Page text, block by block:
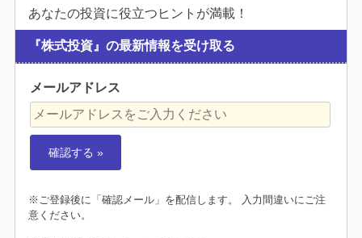
あなたの投資に役立つヒントが満載！
『株式投資』の最新情報を受け取る
メールアドレス
※ご登録後に「確認メール」を配信します。 入力間違いにご注
意ください。